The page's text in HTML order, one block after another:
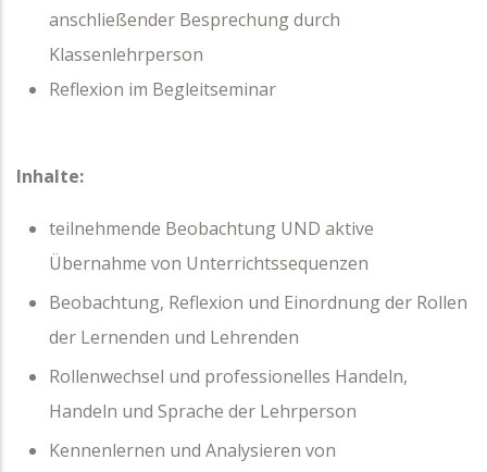
anschließender Besprechung durch
Klassenlehrperson
Reflexion im Begleitseminar
Inhalte:
teilnehmende Beobachtung UND aktive
Übernahme von Unterrichtssequenzen
Beobachtung, Reflexion und Einordnung der Rollen
der Lernenden und Lehrenden
Rollenwechsel und professionelles Handeln,
Handeln und Sprache der Lehrperson
Kennenlernen und Analysieren von